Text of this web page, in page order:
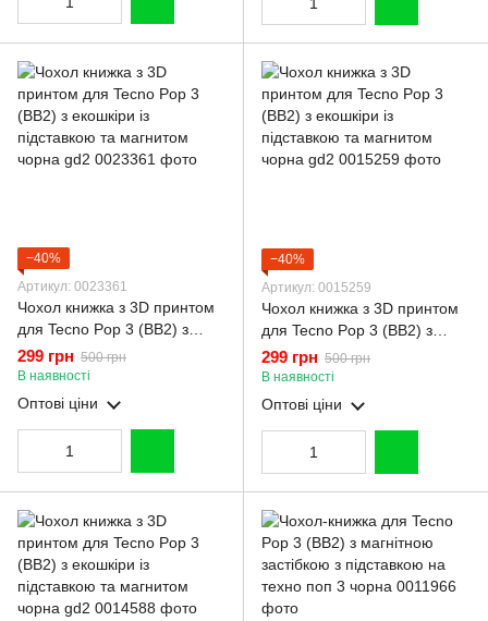
−40%
Артикул: 0023361
Чохол книжка з 3D принтом
для Tecno Pop 3 (BB2) з
екошкіри із підставкою та
магнитом чорна gd2
299 грн 500 грн
В наявності
Оптові ціни
−40%
Артикул: 0015259
Чохол книжка з 3D принтом
для Tecno Pop 3 (BB2) з
екошкіри із підставкою та
магнитом чорна gd2
299 грн 500 грн
В наявності
Оптові ціни